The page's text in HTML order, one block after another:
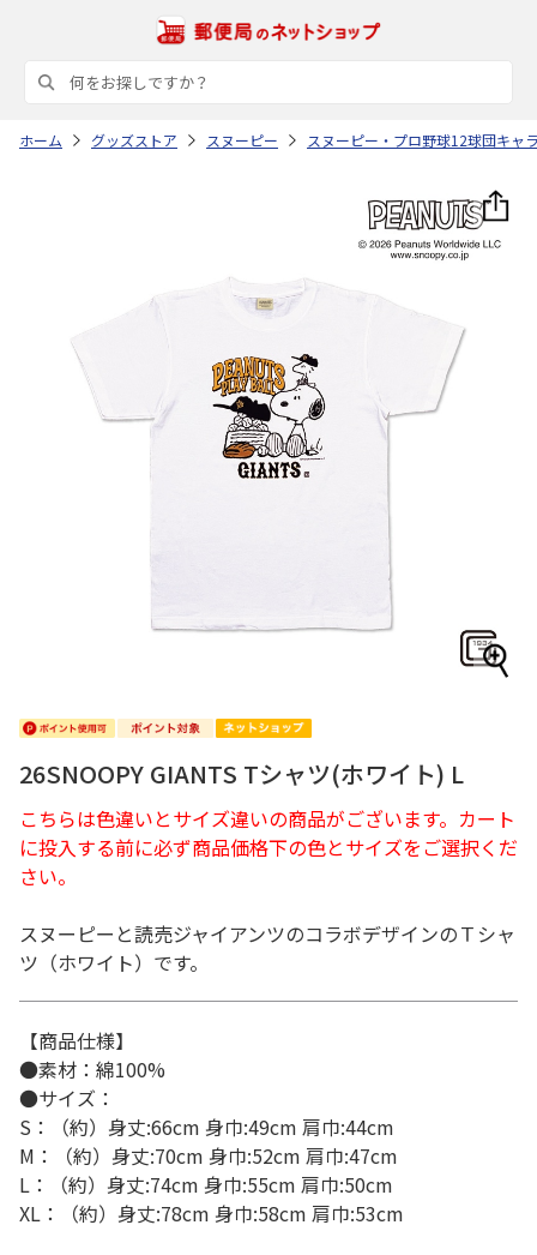
ホーム グッズストア スヌーピー スヌーピー・プロ野球12球団キャ
26SNOOPY GIANTS Tシャツ(ホワイト) L
こちらは色違いとサイズ違いの商品がございます。カート
に投入する前に必ず商品価格下の色とサイズをご選択くだ
さい。
スヌーピーと読売ジャイアンツのコラボデザインのＴシャ
ツ（ホワイト）です。
【商品仕様】
●素材：綿100%
●サイズ：
S：（約）身丈:66cm 身巾:49cm 肩巾:44cm
M：（約）身丈:70cm 身巾:52cm 肩巾:47cm
L：（約）身丈:74cm 身巾:55cm 肩巾:50cm
XL：（約）身丈:78cm 身巾:58cm 肩巾:53cm